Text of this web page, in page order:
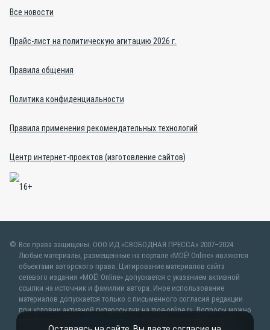
Все новости
Прайс-лист на политическую агитацию 2026 г.
Правила общения
Политика конфиденциальности
Правила применения рекомендательных технологий
Центр интернет-проектов (изготовление сайтов)
Все права защищены. ООО ИД «СВОБОДНАЯ ПРЕССА» 2007–2024.
Любые материалы, размещенные на портале «МОЁ! Online» являются
объектами авторского права. Цитирование материалов сайта
сетевого издания «МОЁ! Online» допускается с указанием активной
ссылки на источник и фамилии автора. Иное использование
материалов допускается только с письменного согласия редакции
при условии активной гиперссылки на moe-online.ru. Вопросы можно